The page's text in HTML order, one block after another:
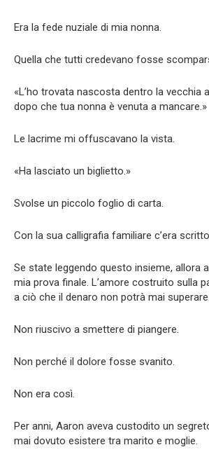
Era la fede nuziale di mia nonna.
Quella che tutti credevano fosse
«L’ho trovata nascosta dentro la vecchia
dopo che tua nonna è venuta a mancare.»
Le lacrime mi offuscavano la vista.
«Ha lasciato un biglietto.»
Svolse un piccolo foglio di carta.
Con la sua calligrafia familiare c’era
Se state leggendo questo insieme, allora
mia prova finale. L’amore costruito sulla
a ciò che il denaro non potrà mai superare.
Non riuscivo a smettere di piangere.
Non perché il dolore fosse svanito.
Non era così.
Per anni, Aaron aveva custodito un
mai dovuto esistere tra marito e moglie.